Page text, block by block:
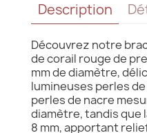
Description
Découvrez notre
de corail rouge de
mm de diamètre,
lumineuses perles
perles de nacre
diamètre, tandis que
8 mm, apportant